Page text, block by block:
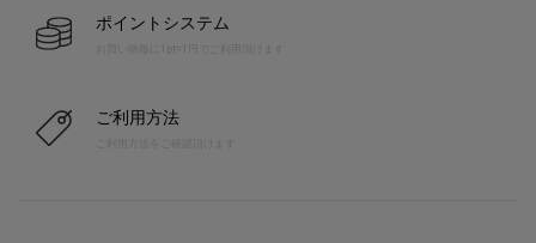
ポイントシステム
お買い物毎に1pt=1円でご利用頂けます
ご利用方法